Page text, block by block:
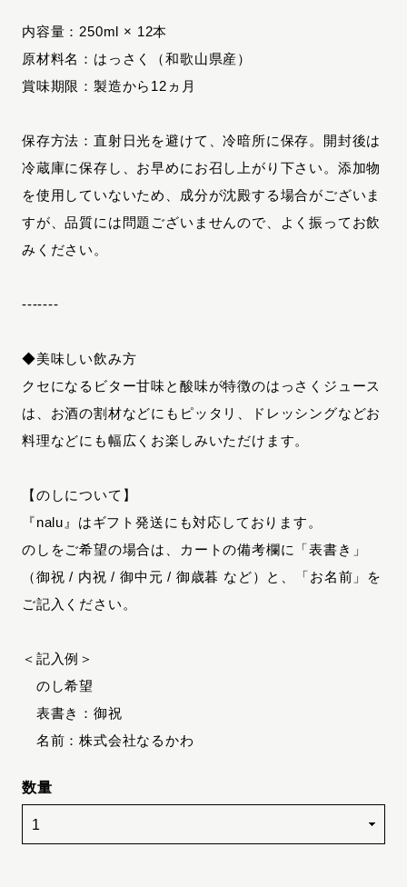
内容量：250ml × 12本
原材料名：はっさく（和歌山県産）
賞味期限：製造から12ヵ月
保存方法：直射日光を避けて、冷暗所に保存。開封後は
冷蔵庫に保存し、お早めにお召し上がり下さい。添加物
を使用していないため、成分が沈殿する場合がございま
すが、品質には問題ございませんので、よく振ってお飲
みください。
‐‐‐‐‐‐‐
◆美味しい飲み方
クセになるビター甘味と酸味が特徴のはっさくジュース
は、お酒の割材などにもピッタリ、ドレッシングなどお
料理などにも幅広くお楽しみいただけます。
【のしについて】
『nalu』はギフト発送にも対応しております。
のしをご希望の場合は、カートの備考欄に「表書き」
（御祝 / 内祝 / 御中元 / 御歳暮 など）と、「お名前」を
ご記入ください。
＜記入例＞
のし希望
表書き：御祝
名前：株式会社なるかわ
数量